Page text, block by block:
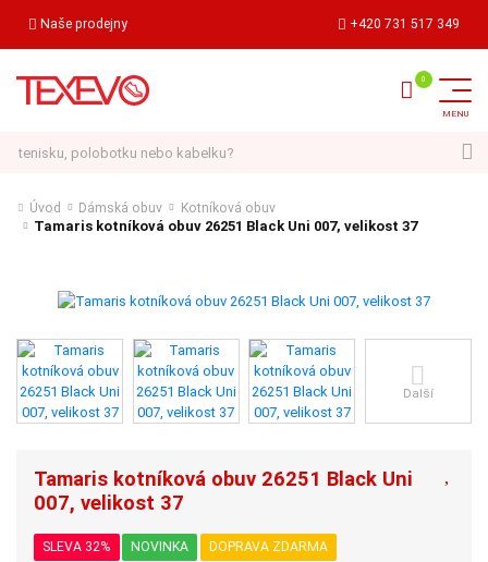
Naše prodejny +420 731 517 349
Úvod Dámská obuv Kotníková obuv
Tamaris kotníková obuv 26251 Black Uni 007, velikost 37
Další
Tamaris kotníková obuv 26251 Black Uni
007, velikost 37
SLEVA 32% NOVINKA DOPRAVA ZDARMA